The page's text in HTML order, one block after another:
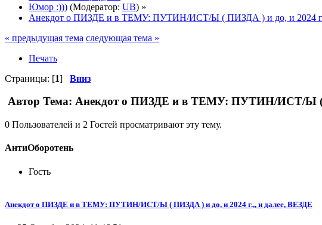
Юмор :))) (Модератор: UB) »
Анекдот о ПИЗДЕ и в ТЕМУ: ПУТИН/ИСТ/Ы ( ПИЗДА ) и до, и 2024
« предыдущая тема следующая тема »
Печать
Страницы: [1] Вниз
Автор Тема: Анекдот о ПИЗДЕ и в ТЕМУ: ПУТИН/ИСТ/Ы (
0 Пользователей и 2 Гостей просматривают эту тему.
АнтиОборотень
Гость
Анекдот о ПИЗДЕ и в ТЕМУ: ПУТИН/ИСТ/Ы ( ПИЗДА ) и до, и 2024 г.,, и далее, ВЕЗДЕ